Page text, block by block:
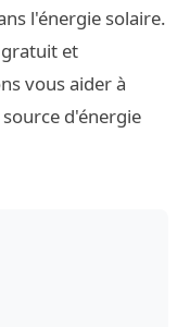
l'énergie solaire.
gratuit et
vous aider à
d'énergie